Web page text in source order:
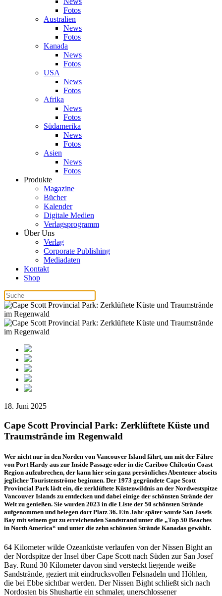
Fotos
Australien
News
Fotos
Kanada
News
Fotos
USA
News
Fotos
Afrika
News
Fotos
Südamerika
News
Fotos
Asien
News
Fotos
Produkte
Magazine
Bücher
Kalender
Digitale Medien
Verlagsprogramm
Über Uns
Verlag
Corporate Publishing
Mediadaten
Kontakt
Shop
18. Juni 2025
Cape Scott Provincial Park: Zerklüftete Küste und
Traumstrände im Regenwald
Wer nicht nur in den Norden von Vancouver ­Island fährt, um mit der Fähre
von Port Hardy aus zur Inside Passage oder in die ­Cariboo Chilcotin Coast
Region aufzubrechen, der kann hier sein ganz persönliches Abenteuer abseits
jeglicher Touristenströme beginnen. Der 1973 gegründete Cape Scott
Provincial Park lädt ein, die zerklüftete Küstenwildnis an der Nordwestspitze
Vancouver Islands zu entdecken und dabei einige der schönsten Strände der
Welt zu genießen. Sie wurden 2023 in die Liste der 50 schönsten Strände
aufgenommen und belegen dort Platz 36. Ein Jahr später wurde San Josefs
Bay mit seinem gut zu erreichenden Sandstrand unter die „Top 50 Beaches
in North America“ und unter die zehn schönsten Strände Kanadas gewählt.
64 Kilometer wilde Ozeanküste verlaufen von der Nissen Bight an
der Nordspitze der Insel über Cape Scott nach Süden zur San Josef
Bay. Rund 30 Kilometer davon sind versteckt liegende weiße
Sandstrände, geziert mit eindrucksvollen Felsnadeln und Höhlen,
die bei Ebbe sichtbar werden. Der Nissen Bight schließt sich nach
Nordosten bis Shushartie ein schmaler, unerschlossener